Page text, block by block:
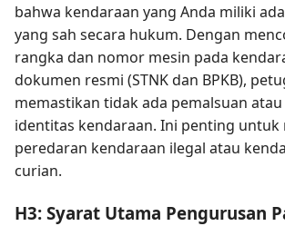
bahwa kendaraan yang Anda miliki
yang sah secara hukum. Dengan
rangka dan nomor mesin pada
dokumen resmi (STNK dan BPKB),
memastikan tidak ada pemalsuan
identitas kendaraan. Ini penting untuk
peredaran kendaraan ilegal atau
curian.
H3: Syarat Utama Pengurusan